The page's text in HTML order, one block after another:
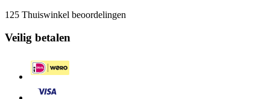
125 Thuiswinkel beoordelingen
Veilig betalen